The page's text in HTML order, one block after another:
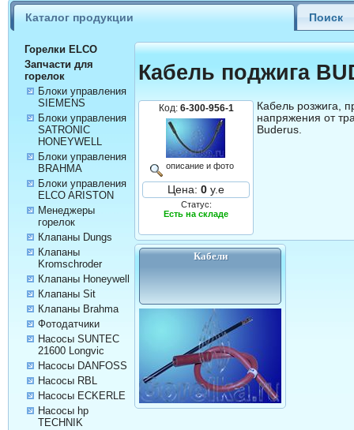
Каталог продукции Поиск
Горелки ELCO
Запчасти для
горелок
Блоки управления
SIEMENS
Блоки управления
SATRONIC
HONEYWELL
Блоки управления
BRAHMA
Блоки управления
ELCO ARISTON
Менеджеры
горелок
Клапаны Dungs
Клапаны
Kromschroder
Клапаны Honeywell
Клапаны Sit
Клапаны Brahma
Фотодатчики
Насосы SUNTEC
21600 Longvic
Насосы DANFOSS
Насосы RBL
Насосы ECKERLE
Насосы hp
TECHNIK
Кабель поджига
Код: 6-300-956-1
описание и фото
Цена: 0 у.е
Статус:
Есть на складе
Кабель розжига,
напряжения от
Buderus.
Кабели